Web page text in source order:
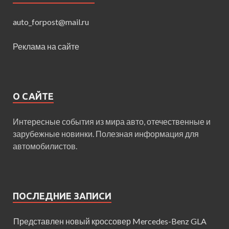
auto_forpost@mail.ru
Реклама на сайте
О САЙТЕ
Интересные события из мира авто, отечественные и
зарубежные новинки. Полезная информация для
автомобилистов.
ПОСЛЕДНИЕ ЗАПИСИ
Представлен новый кроссовер Mercedes-Benz GLA